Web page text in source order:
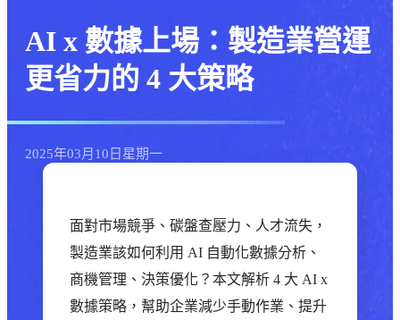
AI x 數據上場：製造業營運
更省力的 4 大策略
2025年03月 10日 星期一
面對市場競爭、碳盤查壓力、人才流失，
製造業該如何利用 AI 自動化數據分析、
商機管理、決策優化？本文解析 4 大 AI x
數據策略，幫助企業減少手動作業、提升